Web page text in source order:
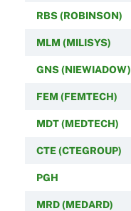
RBS (ROBINSON)
MLM (MILISYS)
GNS (NIEWIADOW)
FEM (FEMTECH)
MDT (MEDTECH)
CTE (CTEGROUP)
PGH
MRD (MEDARD)